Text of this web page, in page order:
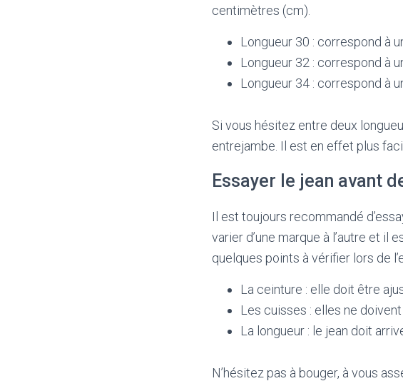
centimètres (cm).
Longueur 30 : correspond à
Longueur 32 : correspond à
Longueur 34 : correspond à
Si vous hésitez entre deux
entrejambe. Il est en effet plus
Essayer le jean avant
Il est toujours recommandé
varier d’une marque à l’autre et
quelques points à vérifier lors de
La ceinture : elle doit être
Les cuisses : elles ne
La longueur : le jean doit
N’hésitez pas à bouger, à vous